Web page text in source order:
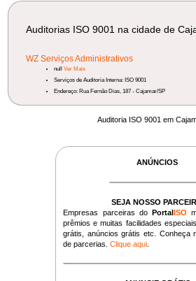
Auditorias ISO 9001 na cidade de
WZ Serviços Administrativos
nullVer Mais
Serviços de Auditoria Interna: ISO 9001
Endereço: Rua Fernão Dias, 187 - Cajamar/SP
Auditoria ISO 9001 em
ANÚNCIOS
SEJA NOSSO
Empresas parceiras doPortalISO
prêmios e muitas facilidades
grátis, anúncios grátis etc. Conheça
de parcerias.Clique aqui